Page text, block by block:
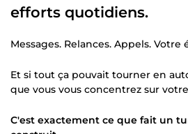
efforts quotidiens.
Messages. Relances. Appels. Votre
Et si tout ça pouvait tourner en
que vous vous concentrez sur
C'est exactement ce que fait un